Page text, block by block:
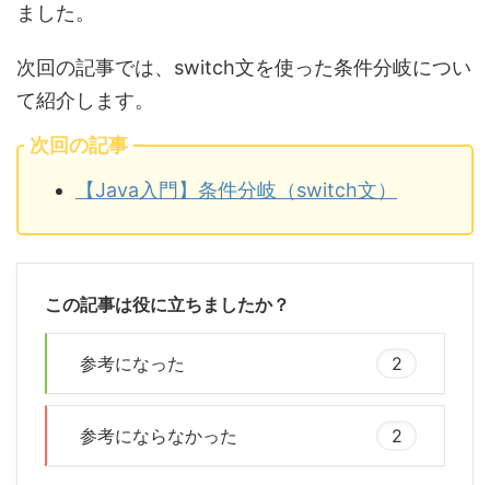
ました。
次回の記事では、switch文を使った条件分岐につい
て紹介します。
次回の記事
【Java入門】条件分岐（switch文）
この記事は役に立ちましたか？
参考になった 2
参考にならなかった 2